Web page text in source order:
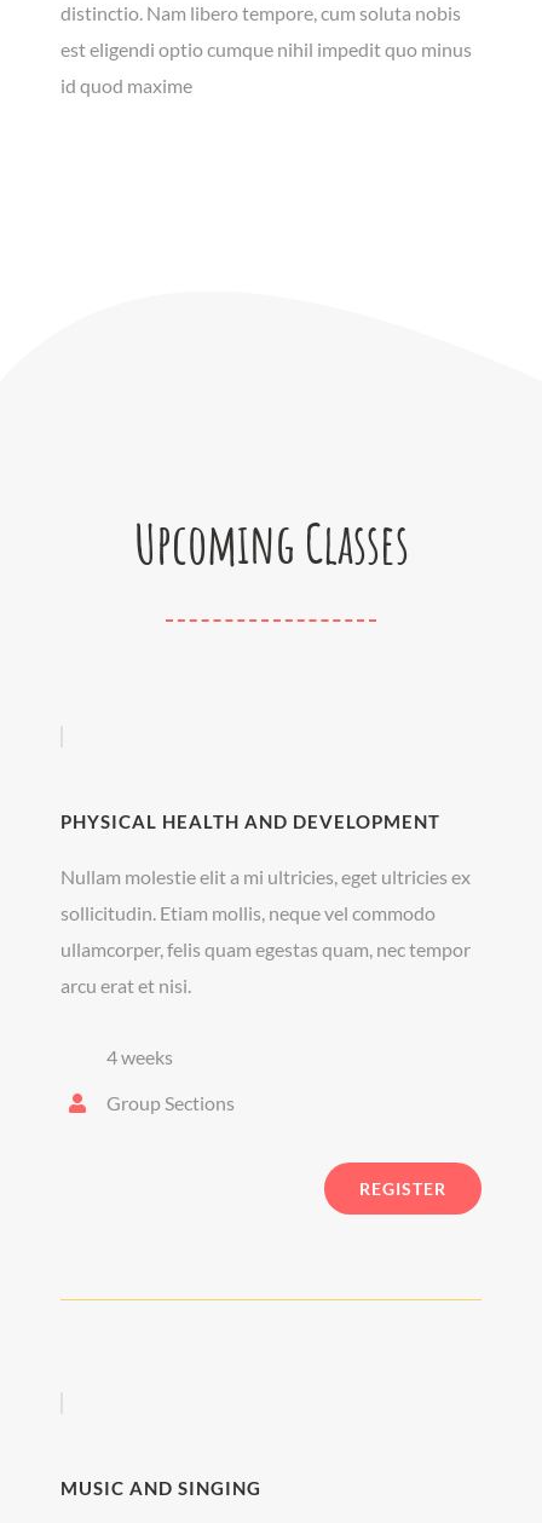
distinctio. Nam libero tempore, cum soluta nobis
est eligendi optio cumque nihil impedit quo minus
id quod maxime
Upcoming Classes
PHYSICAL HEALTH AND DEVELOPMENT
Nullam molestie elit a mi ultricies, eget ultricies ex
sollicitudin. Etiam mollis, neque vel commodo
ullamcorper, felis quam egestas quam, nec tempor
arcu erat et nisi.
4 weeks
Group Sections
REGISTER
MUSIC AND SINGING